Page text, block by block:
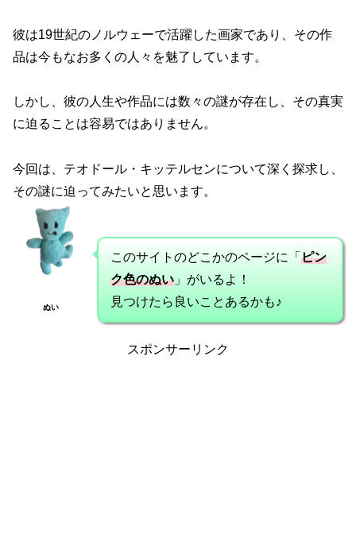
彼は19世紀のノルウェーで活躍した画家であり、その作
品は今もなお多くの人々を魅了しています。
しかし、彼の人生や作品には数々の謎が存在し、その真実
に迫ることは容易ではありません。
今回は、テオドール・キッテルセンについて深く探求し、
その謎に迫ってみたいと思います。
ぬい
このサイトのどこかのページに「 ピン
ク色のぬい 」がいるよ！
見つけたら良いことあるかも♪
スポンサーリンク